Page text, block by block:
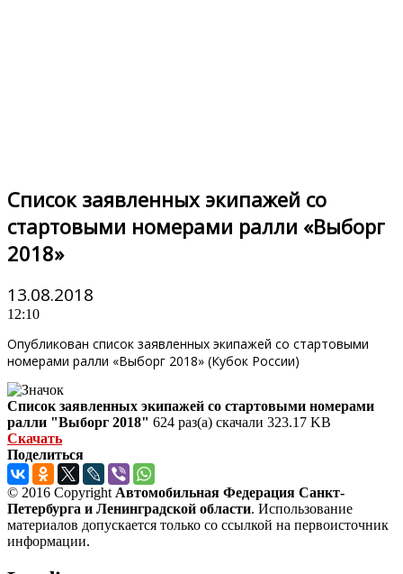
Список заявленных экипажей со
стартовыми номерами ралли «Выборг
2018»
13.08.2018
12:10
Опубликован список заявленных экипажей со стартовыми
номерами ралли «Выборг 2018» (Кубок России)
Список заявленных экипажей со стартовыми номерами
ралли "Выборг 2018" 624 раз(а) скачали 323.17 KB
Скачать
Поделиться
© 2016 Copyright Автомобильная Федерация Санкт-
Петербурга и Ленинградской области. Использование
материалов допускается только со ссылкой на первоисточник
информации.